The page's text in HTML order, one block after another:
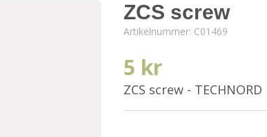
ZCS screw
Artikelnummer: C01469
5 kr
ZCS screw - TECHNORD